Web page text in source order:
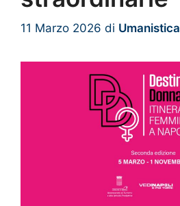
11 Marzo 2026 di Umanistica